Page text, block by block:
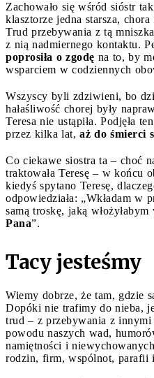
Zachowało się wśród sióstr
klasztorze jedna starsza,
Trud przebywania z tą
z nią nadmiernego kontaktu.
poprosiła o zgodę na to, by
wsparciem w codziennych
Wszyscy byli zdziwieni, bo
hałaśliwość chorej były
Teresa nie ustąpiła. Podjęła
przez kilka lat, aż do śmierci
Co ciekawe siostra ta – choć
traktowała Teresę – w końcu
kiedyś spytano Teresę,
odpowiedziała: „Wkładam w
samą troskę, jaką włożyłabym
Pana”.
Tacy jesteśmy
Wiemy dobrze, że tam, gdzie
Dopóki nie trafimy do nieba,
trud – z przebywania z
powodu naszych wad,
namiętności i
rodzin, firm, wspólnot, parafii